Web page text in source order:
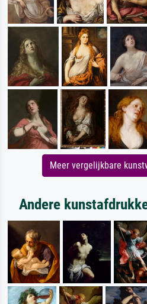
Meer vergelijkbare
Andere